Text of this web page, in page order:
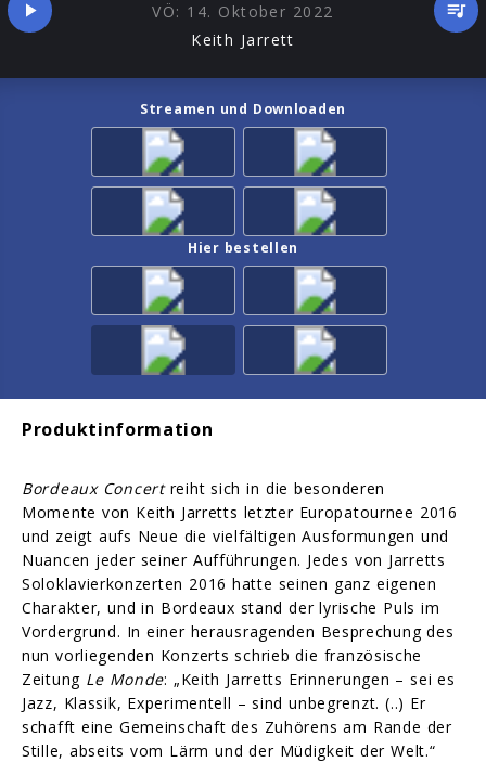
VÖ: 14. Oktober 2022
Keith Jarrett
Streamen und Downloaden
Hier bestellen
Produktinformation
Bordeaux Concertreiht sich in die besonderen
Momente von Keith Jarretts letzter Europatournee 2016
und zeigt aufs Neue die vielfältigen Ausformungen und
Nuancen jeder seiner Aufführungen. Jedes von Jarretts
Soloklavierkonzerten 2016 hatte seinen ganz eigenen
Charakter, und in Bordeaux stand der lyrische Puls im
Vordergrund. In einer herausragenden Besprechung des
nun vorliegenden Konzerts schrieb die französische
Zeitung Le Monde: „Keith Jarretts Erinnerungen – sei es
Jazz, Klassik, Experimentell – sind unbegrenzt. (..) Er
schafft eine Gemeinschaft des Zuhörens am Rande der
Stille, abseits vom Lärm und der Müdigkeit der Welt.“